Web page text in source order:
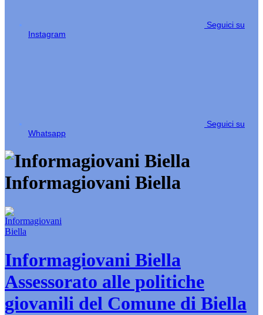
Seguici su
Instagram
Seguici su
Whatsapp
Informagiovani Biella
Informagiovani Biella
Assessorato alle politiche
giovanili del Comune di Biella